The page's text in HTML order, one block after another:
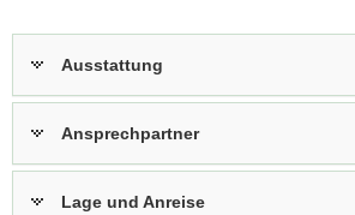
Ausstattung
Ansprechpartner
Lage und Anreise